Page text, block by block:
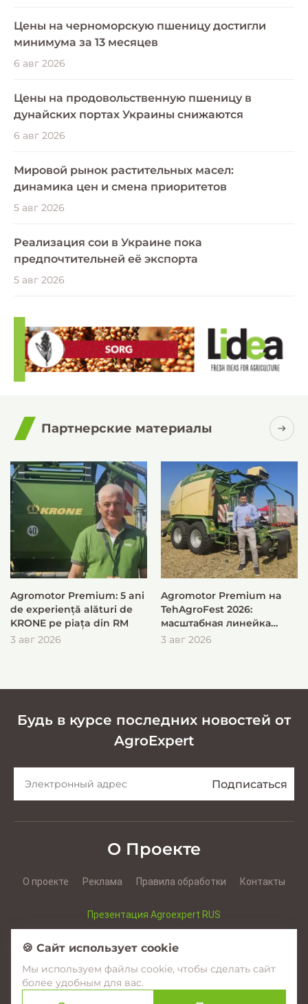
Цены на черноморскую пшеницу достигли
минимума за 13 месяцев
6 авг 2026
Цены на продовольственную пшеницу в
дунайских портах Украины снижаются
6 авг 2026
Мировой рынок растительных масел:
динамика цен и смена приоритетов
5 авг 2026
Реализация сои в Украине пока
предпочтительней её экспорта
5 авг 2026
Партнерские материалы
Agromotor Premium: 5 ani
de experiență alături de
KRONE pe piața din RM
3 авг 2026
Agromotor Premium на
TehAgroFest 2026:
масштабная линейка
KRONE для быстрой и
3 авг 2026
Будь в курсе последних новостей от
AgroExpert
О Проекте
О проекте Реклама Правила обработки Контакты
Презентация Agroexpert RUS
Facebook YouTube Instagram
🍪 Сайт использует cookie
Мы используем файлы cookie, чтобы сделать сайт
более удобным для вас.